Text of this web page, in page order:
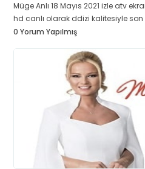
Müge Anlı 18 Mayıs 2021 izle atv
hd canlı olarak ddizi kalitesiyle
0 Yorum Yapılmış